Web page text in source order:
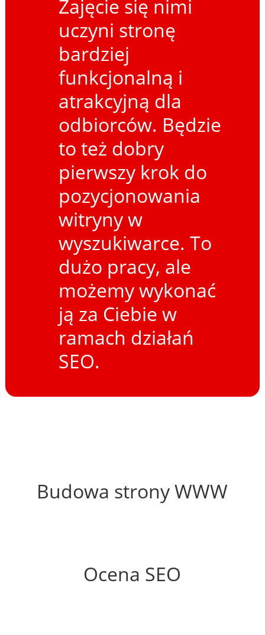
Zajęcie się nimi
uczyni stronę
bardziej
funkcjonalną i
atrakcyjną dla
odbiorców. Będzie
to też dobry
pierwszy krok do
pozycjonowania
witryny w
wyszukiwarce. To
dużo pracy, ale
możemy wykonać
ją za Ciebie w
ramach działań
SEO.
Budowa strony WWW
Ocena SEO